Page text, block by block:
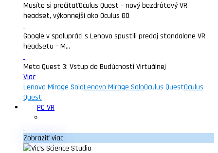
Musíte si prečítaťOculus Quest – nový bezdrôtový VR
headset, výkonnejší ako Oculus GO
Google v spolupráci s Lenovo spustili predaj standalone VR
headsetu – M...
Meta Quest 3: Vstup do Budúcnosti Virtuálnej
Viac
Lenovo Mirage SoloLenovo Mirage SoloOculus QuestOculus
Quest
PC VR
Zobraziť viac